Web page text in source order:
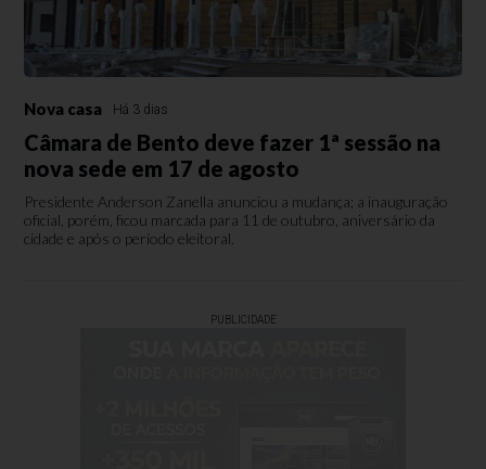
Nova casa Há 3 dias
Câmara de Bento deve fazer 1ª sessão na
nova sede em 17 de agosto
Presidente Anderson Zanella anunciou a mudança; a inauguração
oficial, porém, ficou marcada para 11 de outubro, aniversário da
cidade e após o período eleitoral.
PUBLICIDADE